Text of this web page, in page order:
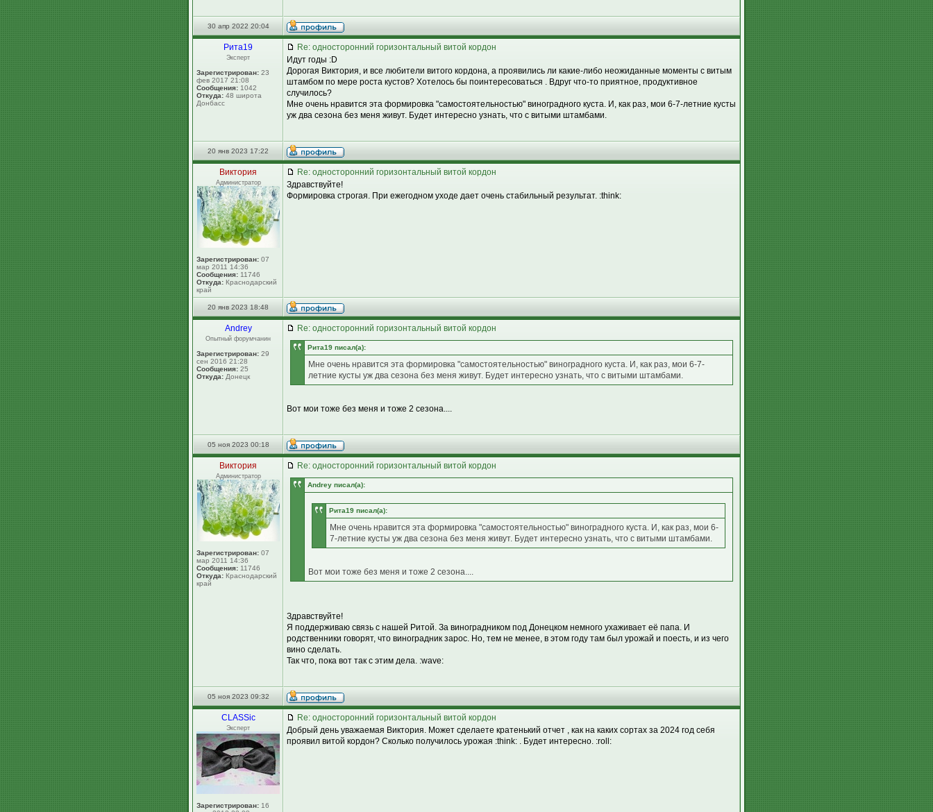
30 апр 2022 20:04
Рита19
Эксперт
Зарегистрирован: 23
фев 2017 21:08
Сообщения: 1042
Откуда: 48 широта
Донбасс
Re: односторонний горизонтальный витой кордон
Идут годы :D
Дорогая Виктория, и все любители витого кордона, а проявились ли какие-либо неожиданные моменты с витым
штамбом по мере роста кустов? Хотелось бы поинтересоваться . Вдруг что-то приятное, продуктивное
случилось?
Мне очень нравится эта формировка "самостоятельностью" виноградного куста. И, как раз, мои 6-7-летние кусты
уж два сезона без меня живут. Будет интересно узнать, что с витыми штамбами.
20 янв 2023 17:22
Виктория
Администратор
Зарегистрирован: 07
мар 2011 14:36
Сообщения: 11746
Откуда: Краснодарский
край
Re: односторонний горизонтальный витой кордон
Здравствуйте!
Формировка строгая. При ежегодном уходе дает очень стабильный результат. :think:
20 янв 2023 18:48
Andrey
Опытный форумчанин
Зарегистрирован: 29
сен 2016 21:28
Сообщения: 25
Откуда: Донецк
Re: односторонний горизонтальный витой кордон
Рита19 писал(а):
Мне очень нравится эта формировка "самостоятельностью" виноградного куста. И, как раз, мои 6-7-
летние кусты уж два сезона без меня живут. Будет интересно узнать, что с витыми штамбами.
Вот мои тоже без меня и тоже 2 сезона....
05 ноя 2023 00:18
Виктория
Администратор
Зарегистрирован: 07
мар 2011 14:36
Сообщения: 11746
Откуда: Краснодарский
край
Re: односторонний горизонтальный витой кордон
Andrey писал(а):
Рита19 писал(а):
Мне очень нравится эта формировка "самостоятельностью" виноградного куста. И, как раз, мои 6-
7-летние кусты уж два сезона без меня живут. Будет интересно узнать, что с витыми штамбами.
Вот мои тоже без меня и тоже 2 сезона....
Здравствуйте!
Я поддерживаю связь с нашей Ритой. За виноградником под Донецком немного ухаживает её папа. И
родственники говорят, что виноградник зарос. Но, тем не менее, в этом году там был урожай и поесть, и из чего
вино сделать.
Так что, пока вот так с этим дела. :wave:
05 ноя 2023 09:32
CLASSic
Эксперт
Зарегистрирован: 16
Re: односторонний горизонтальный витой кордон
Добрый день уважаемая Виктория. Может сделаете кратенький отчет , как на каких сортах за 2024 год себя
проявил витой кордон? Сколько получилось урожая :think: . Будет интересно. :roll: